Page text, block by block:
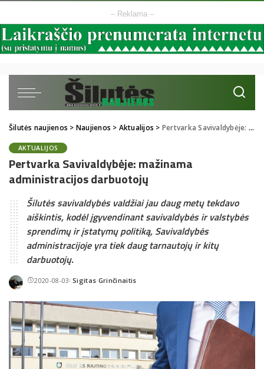
– Reklama –
Šilutės naujienos > Naujienos > Aktualijos > Pertvarka Savivaldybėje: mažinama administracijos darbuotojų
AKTUALIJOS
Pertvarka Savivaldybėje: mažinama
administracijos darbuotojų
Šilutės savivaldybės valdžiai jau daug metų tekdavo
aiškintis, kodėl įgyvendinant savivaldybės ir valstybės
sprendimų ir įstatymų politiką, Savivaldybės
administracijoje yra tiek daug tarnautojų ir kitų
darbuotojų.
2020-08-03Posted
Sigitas Grinčinaitis